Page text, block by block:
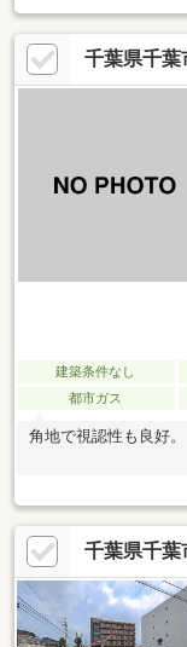
プランのご相談も可
の一緒にご案内致し
はご指定場所（自宅
待ち合わせからのご
千葉県千葉
建築条件なし
都市ガス
角地で視認性も良好。
千葉県千葉